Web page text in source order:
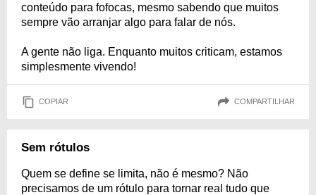
conteúdo para fofocas, mesmo sabendo que muitos
sempre vão arranjar algo para falar de nós.
A gente não liga. Enquanto muitos criticam, estamos
simplesmente vivendo!
COPIAR COMPARTILHAR
Sem rótulos
Quem se define se limita, não é mesmo? Não
precisamos de um rótulo para tornar real tudo que